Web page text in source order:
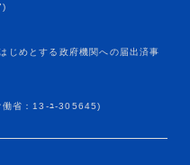
じめとする政府機関への届出済事
働省：13-ﾕ-305645)